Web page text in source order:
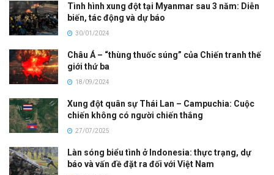
Tình hình xung đột tại Myanmar sau 3 năm: Diễn
biến, tác động và dự báo
30/01/2024
Châu Á – “thùng thuốc súng” của Chiến tranh thế
giới thứ ba
18/09/2024
Xung đột quân sự Thái Lan – Campuchia: Cuộc
chiến không có người chiến thắng
27/07/2025
Làn sóng biểu tình ở Indonesia: thực trạng, dự
báo và vấn đề đặt ra đối với Việt Nam